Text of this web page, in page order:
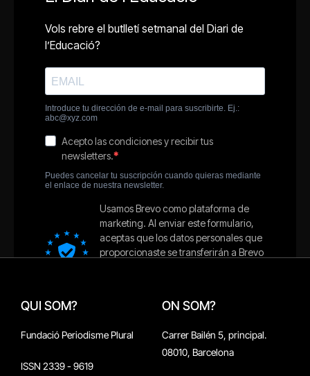
QUI SOM?
Fundació Periodisme Plural
ISSN 2339 - 9619
ON SOM?
Carrer Bailén 5, principal.
08010, Barcelona